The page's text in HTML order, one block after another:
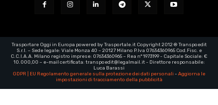
Trasportare Oggi in Europa powered by Trasportale.it Copyright 2012 ® Transpoedit
S.r.l. – Sede legale: Viale Monza 40 – 20127 Milano P.Iva 07634360965 Cod.Fisc. e
C.C.I.A.A. Milano registro imprese: 07634360965 – Rea n° 1973199 - Capitale Sociale: €
10.000,00 – e-mail certificata: transpoedit@legalmail.it- Direttore responsabile:
Luca Barassi
GDPR | EU Regolamento generale sulla protezione dei dati personali - Aggiorna le
impostazioni di tracciamento della pubblicità